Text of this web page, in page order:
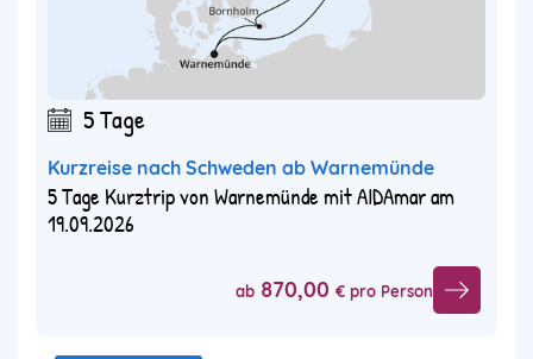
5 Tage
Kurzreise nach Schweden ab Warnemünde
5 Tage Kurztrip von Warnemünde mit AIDAmar am
19.09.2026
ab 870,00 € pro Person